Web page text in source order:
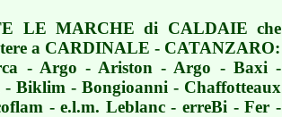
LE MARCHE di CALDAIE che
a CARDINALE - CATANZARO:
- Argo - Ariston - Argo - Baxi -
- Biklim - Bongioanni - Chaffotteaux
- e.l.m. Leblanc - erreBi - Fer -